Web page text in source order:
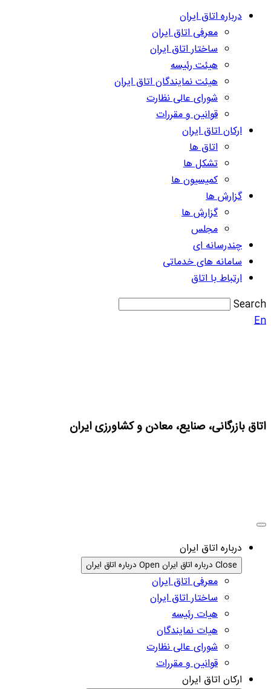
درباره اتاق ایران
معرفی اتاق ایران
ساختار اتاق ایران
هیئت رئیسه
هیئت نمایندگان اتاق ایران
شورای عالی نظارت
قوانین و مقررات
ارکان اتاق ایران
اتاق ها
تشکل ها
کمیسیون ها
گزارش ها
گزارش ها
مجلس
چندرسانه ای
سامانه های خدماتی
ارتباط با اتاق
Search
En
اتاق بازرگانی، صنایع، معادن و کشاورزی ایران
درباره اتاق ایران
Close درباره اتاق ایران Open درباره اتاق ایران
معرفی اتاق ایران
ساختار اتاق ایران
هیات رئیسه
هیات نمایندگان
شورای عالی نظارت
قوانین و مقررات
ارکان اتاق ایران